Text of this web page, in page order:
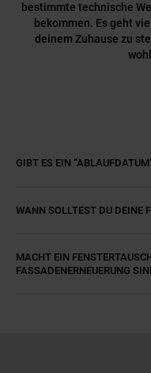
bestimmte technische
bekommen. Es geht
deinem Zuhause zu
GIBT ES EIN
WANN SOLLTEST DU DEINE
MACHT EIN
FASSADENERNEUERUNG